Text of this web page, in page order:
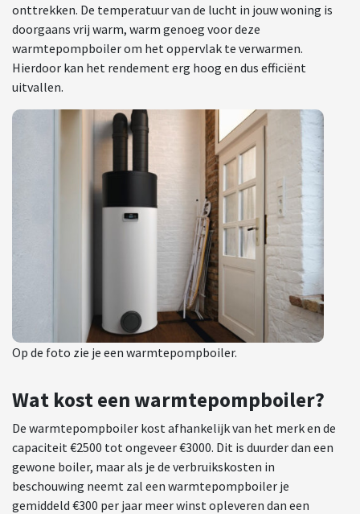
onttrekken. De temperatuur van de lucht in jouw woning is
doorgaans vrij warm, warm genoeg voor deze
warmtepompboiler om het oppervlak te verwarmen.
Hierdoor kan het rendement erg hoog en dus efficiënt
uitvallen.
Op de foto zie je een warmtepompboiler.
Wat kost een warmtepompboiler?
De warmtepompboiler kost afhankelijk van het merk en de
capaciteit €2500 tot ongeveer €3000. Dit is duurder dan een
gewone boiler, maar als je de verbruikskosten in
beschouwing neemt zal een warmtepompboiler je
gemiddeld €300 per jaar meer winst opleveren dan een